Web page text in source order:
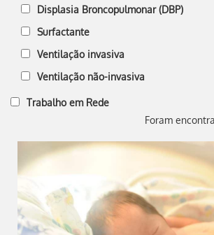
Displasia Broncopulmonar (DBP)
Surfactante
Ventilação invasiva
Ventilação não-invasiva
Trabalho em Rede
Foram